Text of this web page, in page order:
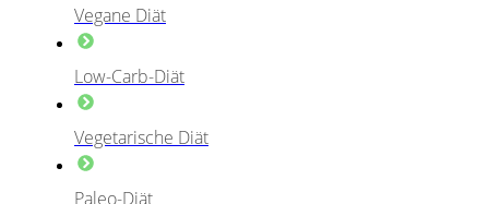
Vegane Diät
Low-Carb-Diät
Vegetarische Diät
Paleo-Diät